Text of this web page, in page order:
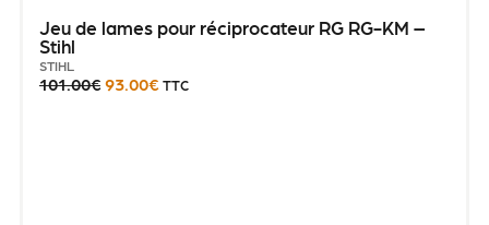
Jeu de lames pour réciprocateur RG RG-KM –
Stihl
STIHL
101.00€ 93.00€ TTC